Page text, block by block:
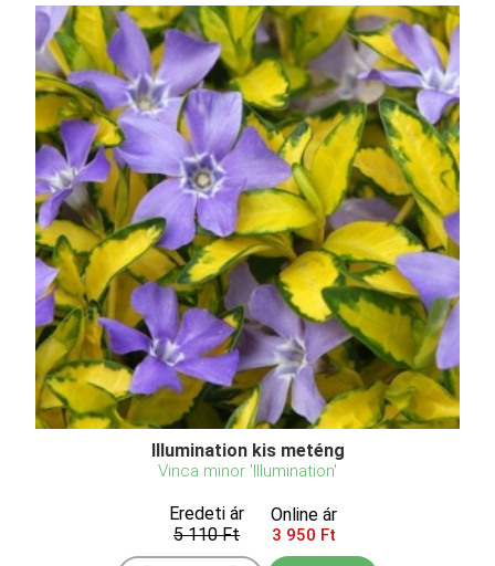
Illumination kis meténg
Vinca minor 'Illumination'
Eredeti ár
5 110 Ft
Online ár
3 950 Ft